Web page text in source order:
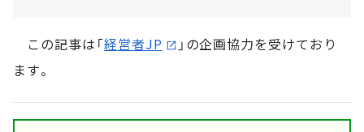
この記事は「経営者JP
」の企画協力を受けており
ます。